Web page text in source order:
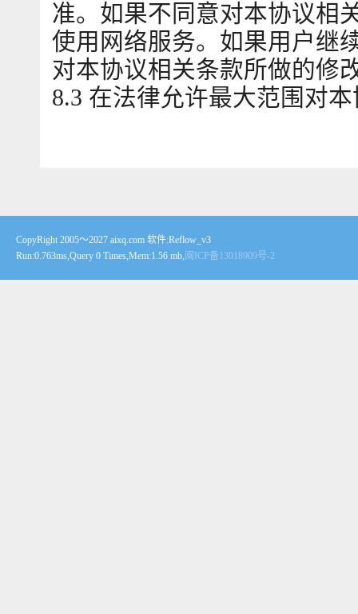
准。如果不同意对本协议相
使用网络服务。如果用户继
对本协议相关条款所做的修
8.3 在法律允许最大范围对
CopyRight 2005～2027 aixq.com 软件:Reflow_v3
Run:0.763ms,Query 0 Times,Mem:1.56 mb,闽ICP备13018909号-2